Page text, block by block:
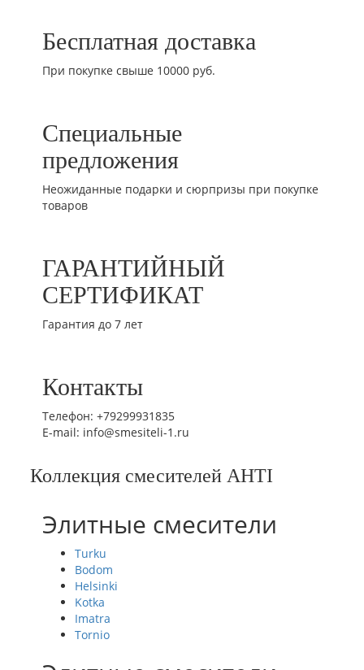
Бесплатная доставка
При покупке свыше 10000 руб.
Специальные
предложения
Неожиданные подарки и сюрпризы при покупке
товаров
ГАРАНТИЙНЫЙ
СЕРТИФИКАТ
Гарантия до 7 лет
Контакты
Телефон: +79299931835
E-mail: info@smesiteli-1.ru
Коллекция смесителей AHTI
Элитные смесители
Turku
Bodom
Helsinki
Kotka
Imatra
Tornio